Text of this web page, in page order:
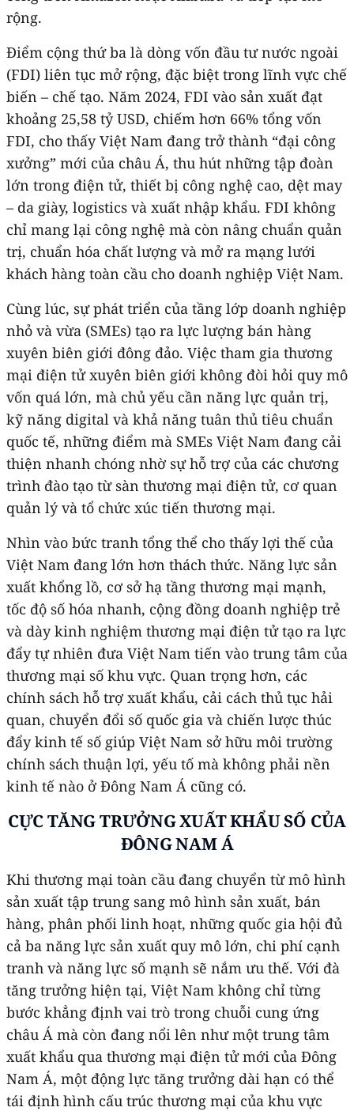
rộng.
Điểm cộng thứ ba là dòng vốn đầu tư nước ngoài
(FDI) liên tục mở rộng, đặc biệt trong lĩnh vực chế
biến – chế tạo. Năm 2024, FDI vào sản xuất đạt
khoảng 25,58 tỷ USD, chiếm hơn 66% tổng vốn
FDI, cho thấy Việt Nam đang trở thành “đại công
xưởng” mới của châu Á, thu hút những tập đoàn
lớn trong điện tử, thiết bị công nghệ cao, dệt may
– da giày, logistics và xuất nhập khẩu. FDI không
chỉ mang lại công nghệ mà còn nâng chuẩn quản
trị, chuẩn hóa chất lượng và mở ra mạng lưới
khách hàng toàn cầu cho doanh nghiệp Việt Nam.
Cùng lúc, sự phát triển của tầng lớp doanh nghiệp
nhỏ và vừa (SMEs) tạo ra lực lượng bán hàng
xuyên biên giới đông đảo. Việc tham gia thương
mại điện tử xuyên biên giới không đòi hỏi quy mô
vốn quá lớn, mà chủ yếu cần năng lực quản trị,
kỹ năng digital và khả năng tuân thủ tiêu chuẩn
quốc tế, những điểm mà SMEs Việt Nam đang cải
thiện nhanh chóng nhờ sự hỗ trợ của các chương
trình đào tạo từ sàn thương mại điện tử, cơ quan
quản lý và tổ chức xúc tiến thương mại.
Nhìn vào bức tranh tổng thể cho thấy lợi thế của
Việt Nam đang lớn hơn thách thức. Năng lực sản
xuất khổng lồ, cơ sở hạ tầng thương mại mạnh,
tốc độ số hóa nhanh, cộng đồng doanh nghiệp trẻ
và dày kinh nghiệm thương mại điện tử tạo ra lực
đẩy tự nhiên đưa Việt Nam tiến vào trung tâm của
thương mại số khu vực. Quan trọng hơn, các
chính sách hỗ trợ xuất khẩu, cải cách thủ tục hải
quan, chuyển đổi số quốc gia và chiến lược thúc
đẩy kinh tế số giúp Việt Nam sở hữu môi trường
chính sách thuận lợi, yếu tố mà không phải nền
kinh tế nào ở Đông Nam Á cũng có.
CỰC TĂNG TRƯỞNG XUẤT KHẨU SỐ CỦA
ĐÔNG NAM Á
Khi thương mại toàn cầu đang chuyển từ mô hình
sản xuất tập trung sang mô hình sản xuất, bán
hàng, phân phối linh hoạt, những quốc gia hội đủ
cả ba năng lực sản xuất quy mô lớn, chi phí cạnh
tranh và năng lực số mạnh sẽ nắm ưu thế. Với đà
tăng trưởng hiện tại, Việt Nam không chỉ từng
bước khẳng định vai trò trong chuỗi cung ứng
châu Á mà còn đang nổi lên như một trung tâm
xuất khẩu qua thương mại điện tử mới của Đông
Nam Á, một động lực tăng trưởng dài hạn có thể
tái định hình cấu trúc thương mại của khu vực